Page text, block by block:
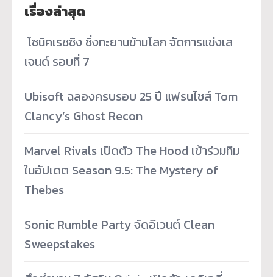
เรื่องล่าสุด
­ โซนิคเรซซิง ซิ่งทะยานข้ามโลก จัดการแข่งเล
เจนด์ รอบที่ 7
Ubisoft ฉลองครบรอบ 25 ปี แฟรนไชส์ Tom
Clancy’s Ghost Recon
Marvel Rivals เปิดตัว The Hood เข้าร่วมทีม
ในอัปเดต Season 9.5: The Mystery of
Thebes
Sonic Rumble Party จัดอีเวนต์ Clean
Sweepstakes